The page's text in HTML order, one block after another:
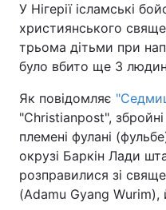
Головна
Україна
Економіка
У Нігерії ісламські
християнського
трьома дітьми при
було вбито ще 3
Як повідомляє
"Сhristianpost",
племені фулані
окрузі Баркін Лади
розправилися зі
(Adamu Gyang